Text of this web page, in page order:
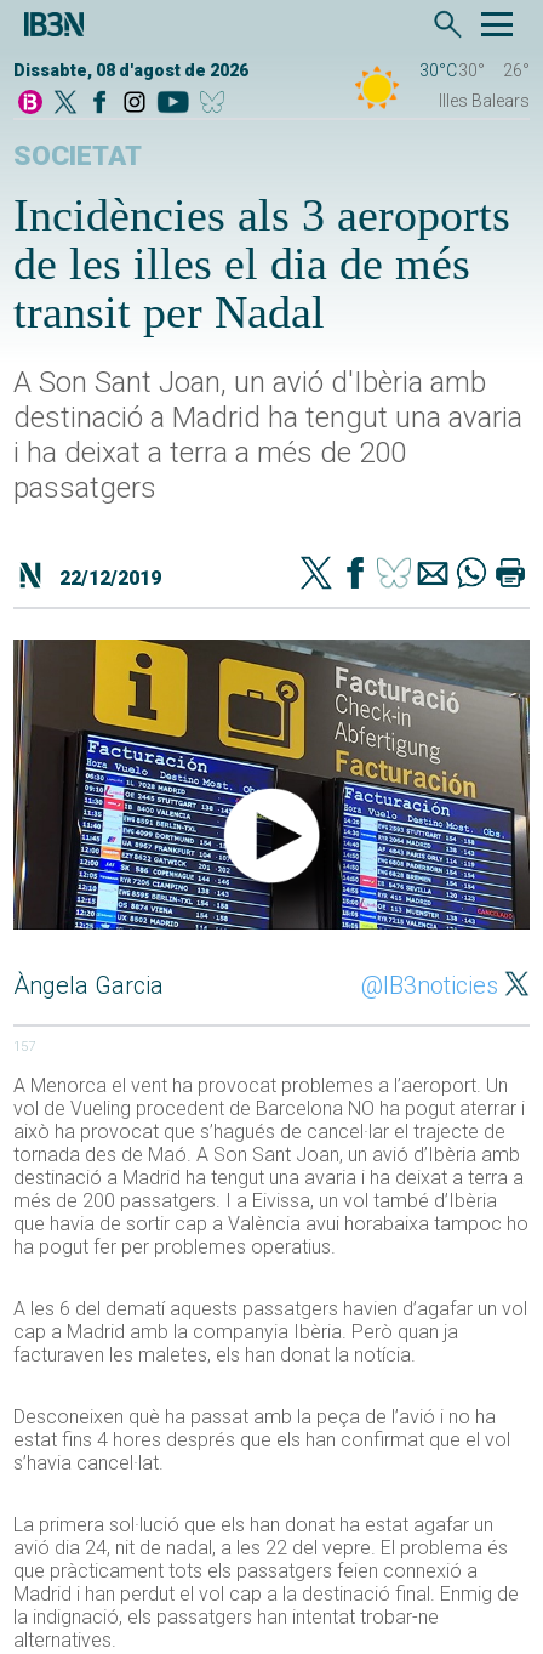
Dissabte, 08 d'agost de 2026 30°C30°
26°
Illes Balears
SOCIETAT
Incidències als 3 aeroports
de les illes el dia de més
transit per Nadal
A Son Sant Joan, un avió d'Ibèria amb
destinació a Madrid ha tengut una avaria
i ha deixat a terra a més de 200
passatgers
22/12/2019
Àngela Garcia @IB3noticies
157
A Menorca el vent ha provocat problemes a l’aeroport. Un
vol de Vueling procedent de Barcelona NO ha pogut aterrar i
això ha provocat que s’hagués de cancel·lar el trajecte de
tornada des de Maó. A Son Sant Joan, un avió d’Ibèria amb
destinació a Madrid ha tengut una avaria i ha deixat a terra a
més de 200 passatgers. I a Eivissa, un vol també d’Ibèria
que havia de sortir cap a València avui horabaixa tampoc ho
ha pogut fer per problemes operatius.
A les 6 del dematí aquests passatgers havien d’agafar un vol
cap a Madrid amb la companyia Ibèria. Però quan ja
facturaven les maletes, els han donat la notícia.
Desconeixen què ha passat amb la peça de l’avió i no ha
estat fins 4 hores després que els han confirmat que el vol
s’havia cancel·lat.
La primera sol·lució que els han donat ha estat agafar un
avió dia 24, nit de nadal, a les 22 del vepre. El problema és
que pràcticament tots els passatgers feien connexió a
Madrid i han perdut el vol cap a la destinació final. Enmig de
la indignació, els passatgers han intentat trobar-ne
alternatives.